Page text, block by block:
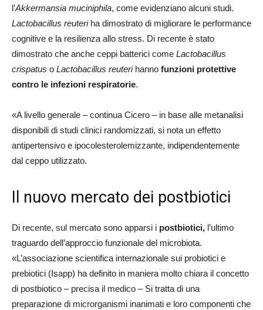
l’Akkermansia muciniphila, come evidenziano alcuni studi.
Lactobacillus reuteriha dimostrato di migliorare le performance
cognitive e la resilienza allo stress. Di recente è stato
dimostrato che anche ceppi batterici come Lactobacillus
crispatus o Lactobacillus reuterihanno funzioni protettive
contro le infezioni respiratorie.
«A livello generale – continua Cicero – in base alle metanalisi
disponibili di studi clinici randomizzati, si nota un effetto
antipertensivo e ipocolesterolemizzante, indipendentemente
dal ceppo utilizzato.
Il nuovo mercato dei postbiotici
Di recente, sul mercato sono apparsi i postbiotici, l’ultimo
traguardo dell’approccio funzionale del microbiota.
«L’associazione scientifica internazionale sui probiotici e
prebiotici (Isapp) ha definito in maniera molto chiara il concetto
di postbiotico – precisa il medico – Si tratta di una
preparazione di microrganismi inanimati e loro componenti che